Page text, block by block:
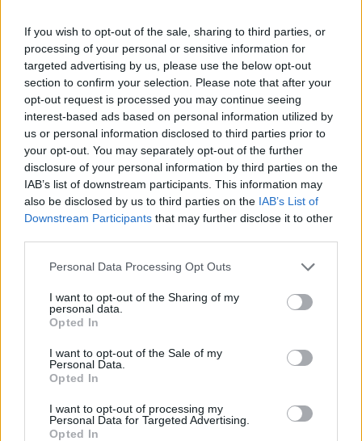
If you wish to opt-out of the sale, sharing to third parties, or
processing of your personal or sensitive information for
targeted advertising by us, please use the below opt-out
section to confirm your selection. Please note that after your
opt-out request is processed you may continue seeing
interest-based ads based on personal information utilized by
us or personal information disclosed to third parties prior to
your opt-out. You may separately opt-out of the further
disclosure of your personal information by third parties on the
IAB’s list of downstream participants. This information may
also be disclosed by us to third parties on the IAB’s List of
Downstream Participants that may further disclose it to other
Personal Data Processing Opt Outs
I want to opt-out of the Sharing of my
personal data.
Opted In
I want to opt-out of the Sale of my
Personal Data.
Opted In
I want to opt-out of processing my
Personal Data for Targeted Advertising.
Opted In
Εγγραφή στο newsletter
Αποδέχομαι τους
και την πολιτική απορρήτου